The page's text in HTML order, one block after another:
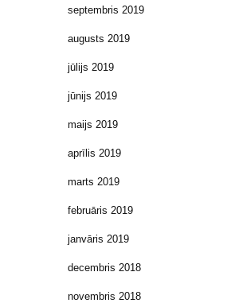
septembris 2019
augusts 2019
jūlijs 2019
jūnijs 2019
maijs 2019
aprīlis 2019
marts 2019
februāris 2019
janvāris 2019
decembris 2018
novembris 2018